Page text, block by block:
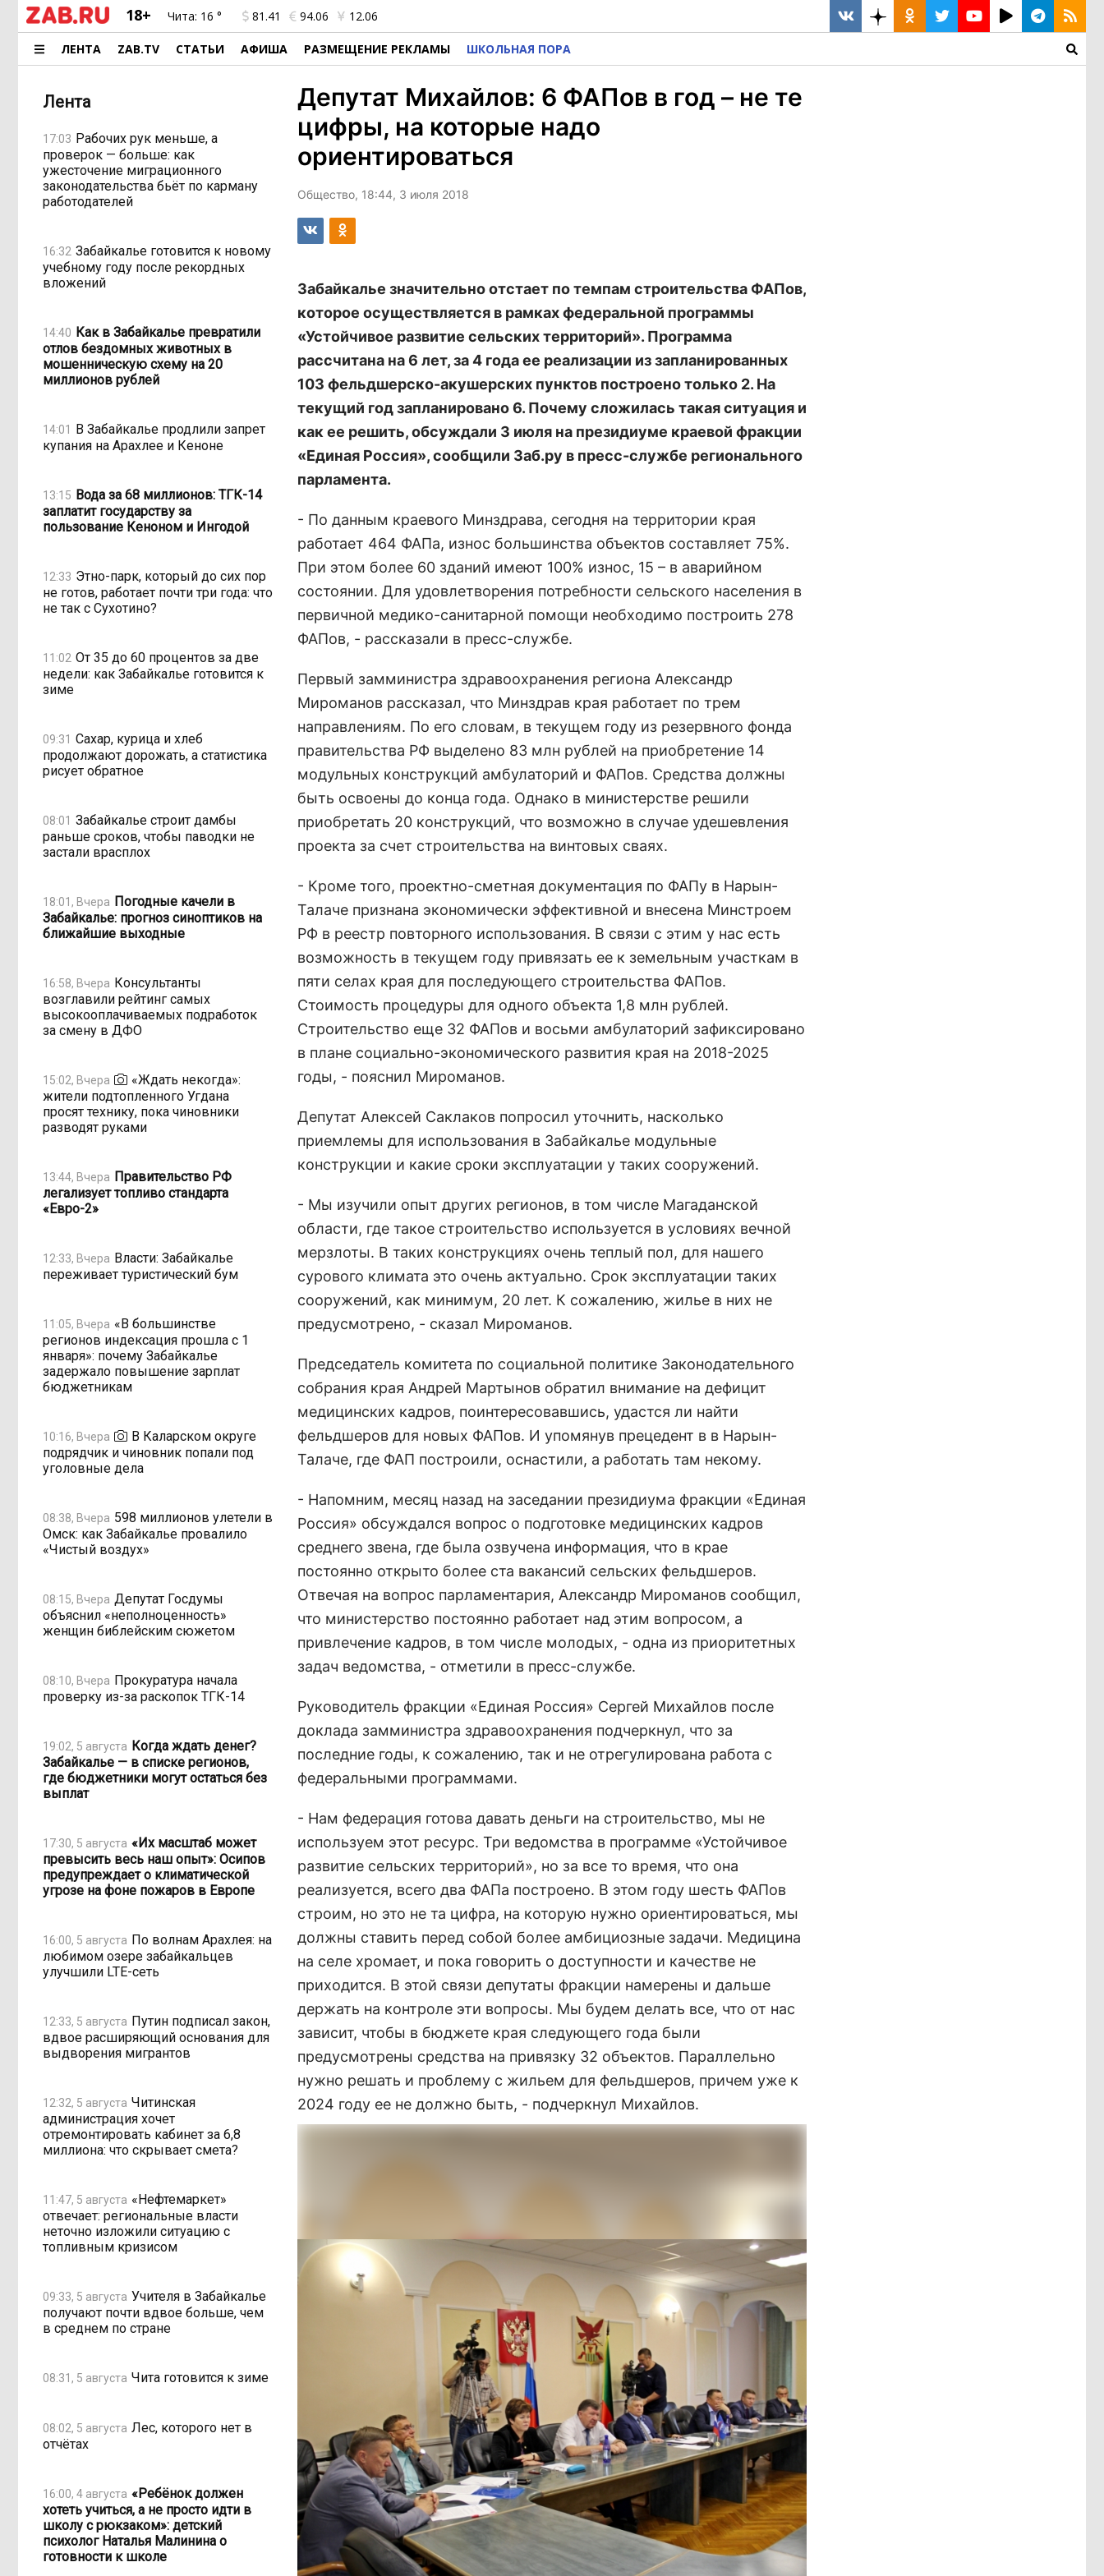
18+ Чита: 16 ° 81.41 94.06 12.06
ЛЕНТА ZAB.TV СТАТЬИ АФИША РАЗМЕЩЕНИЕ РЕКЛАМЫ ШКОЛЬНАЯ ПОРА
Лента
17:03 Рабочих рук меньше, а
проверок — больше: как
ужесточение миграционного
законодательства бьёт по карману
работодателей
16:32 Забайкалье готовится к новому
учебному году после рекордных
вложений
14:40 Как в Забайкалье превратили
отлов бездомных животных в
мошенническую схему на 20
миллионов рублей
14:01 В Забайкалье продлили запрет
купания на Арахлее и Кеноне
13:15 Вода за 68 миллионов: ТГК-14
заплатит государству за
пользование Кеноном и Ингодой
12:33 Этно-парк, который до сих пор
не готов, работает почти три года: что
не так с Сухотино?
11:02 От 35 до 60 процентов за две
недели: как Забайкалье готовится к
зиме
09:31 Сахар, курица и хлеб
продолжают дорожать, а статистика
рисует обратное
08:01 Забайкалье строит дамбы
раньше сроков, чтобы паводки не
застали врасплох
18:01, Вчера Погодные качели в
Забайкалье: прогноз синоптиков на
ближайшие выходные
16:58, Вчера Консультанты
возглавили рейтинг самых
высокооплачиваемых подработок
за смену в ДФО
15:02, Вчера
«Ждать некогда»:
жители подтопленного Угдана
просят технику, пока чиновники
разводят руками
13:44, Вчера Правительство РФ
легализует топливо стандарта
«Евро-2»
12:33, Вчера Власти: Забайкалье
переживает туристический бум
11:05, Вчера «В большинстве
регионов индексация прошла с 1
января»: почему Забайкалье
задержало повышение зарплат
бюджетникам
10:16, Вчера
В Каларском округе
подрядчик и чиновник попали под
уголовные дела
08:38, Вчера 598 миллионов улетели в
Омск: как Забайкалье провалило
«Чистый воздух»
08:15, Вчера Депутат Госдумы
объяснил «неполноценность»
женщин библейским сюжетом
08:10, Вчера Прокуратура начала
проверку из-за раскопок ТГК-14
19:02, 5 августа Когда ждать денег?
Забайкалье — в списке регионов,
где бюджетники могут остаться без
выплат
17:30, 5 августа «Их масштаб может
превысить весь наш опыт»: Осипов
предупреждает о климатической
угрозе на фоне пожаров в Европе
16:00, 5 августа По волнам Арахлея: на
любимом озере забайкальцев
улучшили LTE-сеть
12:33, 5 августа Путин подписал закон,
вдвое расширяющий основания для
выдворения мигрантов
12:32, 5 августа Читинская
администрация хочет
отремонтировать кабинет за 6,8
миллиона: что скрывает смета?
11:47, 5 августа «Нефтемаркет»
отвечает: региональные власти
неточно изложили ситуацию с
топливным кризисом
09:33, 5 августа Учителя в Забайкалье
получают почти вдвое больше, чем
в среднем по стране
08:31, 5 августа Чита готовится к зиме
08:02, 5 августа Лес, которого нет в
отчётах
16:00, 4 августа «Ребёнок должен
хотеть учиться, а не просто идти в
школу с рюкзаком»: детский
психолог Наталья Малинина о
готовности к школе
Депутат Михайлов: 6 ФАПов в год – не те
цифры, на которые надо
ориентироваться
Общество, 18:44, 3 июля 2018
Забайкалье значительно отстает по темпам строительства ФАПов,
которое осуществляется в рамках федеральной программы
«Устойчивое развитие сельских территорий». Программа
рассчитана на 6 лет, за 4 года ее реализации из запланированных
103 фельдшерско-акушерских пунктов построено только 2. На
текущий год запланировано 6. Почему сложилась такая ситуация и
как ее решить, обсуждали 3 июля на президиуме краевой фракции
«Единая Россия», сообщили Заб.ру в пресс-службе регионального
парламента.
- По данным краевого Минздрава, сегодня на территории края
работает 464 ФАПа, износ большинства объектов составляет 75%.
При этом более 60 зданий имеют 100% износ, 15 – в аварийном
состоянии. Для удовлетворения потребности сельского населения в
первичной медико-санитарной помощи необходимо построить 278
ФАПов, - рассказали в пресс-службе.
Первый замминистра здравоохранения региона Александр
Мироманов рассказал, что Минздрав края работает по трем
направлениям. По его словам, в текущем году из резервного фонда
правительства РФ выделено 83 млн рублей на приобретение 14
модульных конструкций амбулаторий и ФАПов. Средства должны
быть освоены до конца года. Однако в министерстве решили
приобретать 20 конструкций, что возможно в случае удешевления
проекта за счет строительства на винтовых сваях.
- Кроме того, проектно-сметная документация по ФАПу в Нарын-
Талаче признана экономически эффективной и внесена Минстроем
РФ в реестр повторного использования. В связи с этим у нас есть
возможность в текущем году привязать ее к земельным участкам в
пяти селах края для последующего строительства ФАПов.
Стоимость процедуры для одного объекта 1,8 млн рублей.
Строительство еще 32 ФАПов и восьми амбулаторий зафиксировано
в плане социально-экономического развития края на 2018-2025
годы, - пояснил Мироманов.
Депутат Алексей Саклаков попросил уточнить, насколько
приемлемы для использования в Забайкалье модульные
конструкции и какие сроки эксплуатации у таких сооружений.
- Мы изучили опыт других регионов, в том числе Магаданской
области, где такое строительство используется в условиях вечной
мерзлоты. В таких конструкциях очень теплый пол, для нашего
сурового климата это очень актуально. Срок эксплуатации таких
сооружений, как минимум, 20 лет. К сожалению, жилье в них не
предусмотрено, - сказал Мироманов.
Председатель комитета по социальной политике Законодательного
собрания края Андрей Мартынов обратил внимание на дефицит
медицинских кадров, поинтересовавшись, удастся ли найти
фельдшеров для новых ФАПов. И упомянув прецедент в в Нарын-
Талаче, где ФАП построили, оснастили, а работать там некому.
- Напомним, месяц назад на заседании президиума фракции «Единая
Россия» обсуждался вопрос о подготовке медицинских кадров
среднего звена, где была озвучена информация, что в крае
постоянно открыто более ста вакансий сельских фельдшеров.
Отвечая на вопрос парламентария, Александр Мироманов сообщил,
что министерство постоянно работает над этим вопросом, а
привлечение кадров, в том числе молодых, - одна из приоритетных
задач ведомства, - отметили в пресс-службе.
Руководитель фракции «Единая Россия» Сергей Михайлов после
доклада замминистра здравоохранения подчеркнул, что за
последние годы, к сожалению, так и не отрегулирована работа с
федеральными программами.
- Нам федерация готова давать деньги на строительство, мы не
используем этот ресурс. Три ведомства в программе «Устойчивое
развитие сельских территорий», но за все то время, что она
реализуется, всего два ФАПа построено. В этом году шесть ФАПов
строим, но это не та цифра, на которую нужно ориентироваться, мы
должны ставить перед собой более амбициозные задачи. Медицина
на селе хромает, и пока говорить о доступности и качестве не
приходится. В этой связи депутаты фракции намерены и дальше
держать на контроле эти вопросы. Мы будем делать все, что от нас
зависит, чтобы в бюджете края следующего года были
предусмотрены средства на привязку 32 объектов. Параллельно
нужно решать и проблему с жильем для фельдшеров, причем уже к
2024 году ее не должно быть, - подчеркнул Михайлов.